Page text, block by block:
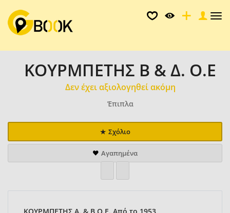
ΚΟΥΡΜΠΕΤΗΣ Β & Δ. Ο.Ε
Δεν έχει αξιολογηθεί ακόμη
Έπιπλα
Σχόλιο
Αγαπημένα